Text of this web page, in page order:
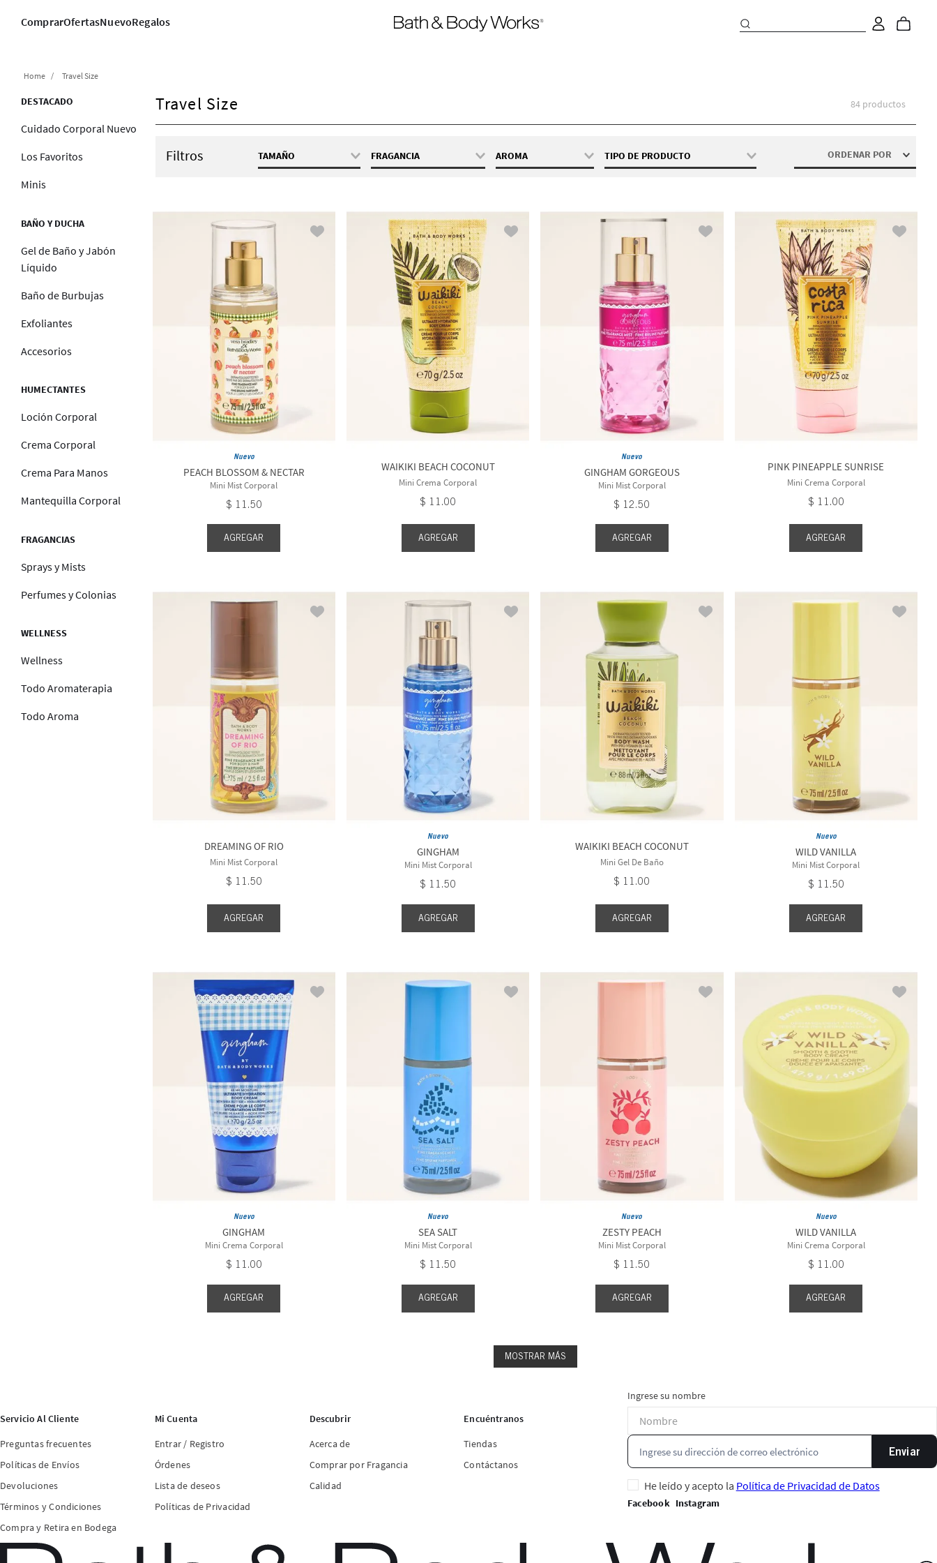
ComprarOfertasNuevoRegalos
Travel Size
DESTACADO
Cuidado Corporal Nuevo
Los Favoritos
Minis
BAÑO Y DUCHA
Gel de Baño y Jabón
Líquido
Baño de Burbujas
Exfoliantes
Accesorios
HUMECTANTES
Loción Corporal
Crema Corporal
Crema Para Manos
Mantequilla Corporal
FRAGANCIAS
Sprays y Mists
Perfumes y Colonias
WELLNESS
Wellness
Todo Aromaterapia
Todo Aroma
Travel Size 84 productos
Filtros
AROMA
FRAGANCIA
Bourbon
Champagne Toast
Eucalyptus
Eucalyptus
Spearmint
Gingham
Into The Night
Japanese Cherry
Blossom
Lavender Vanilla
TAMAÑO
3.4 fl oz / 100 mL
TIPO DE PRODUCTO
Mini Crema Corporal
Mini gel de baño
Mini Loción Corporal
Mini Mist Corporal
Mini Mist con Aceites
Esenciales
Mini Perfume
Mist Colonia
Mist Con Escarcha
ORDENAR POR
Nuevo
PEACH BLOSSOM & NECTAR
Mini Mist Corporal
$ 11 .50
AGREGAR
WAIKIKI BEACH COCONUT
Mini Crema Corporal
$ 11 .00
AGREGAR
Nuevo
GINGHAM GORGEOUS
Mini Mist Corporal
$ 12.50
AGREGAR
PINK PINEAPPLE SUNRISE
Mini Crema Corporal
$ 11 .00
AGREGAR
DREAMING OF RIO
Mini Mist Corporal
$ 11.50
AGREGAR
Nuevo
GINGHAM
Mini Mist Corporal
$ 11.50
AGREGAR
WAIKIKI BEACH COCONUT
Mini Gel De Baño
$ 11.00
AGREGAR
Nuevo
WILD VANILLA
Mini Mist Corporal
$ 11.50
AGREGAR
Nuevo
GINGHAM
Mini Crema Corporal
$ 11 .00
AGREGAR
Nuevo
SEA SALT
Mini Mist Corporal
$ 11 .50
AGREGAR
Nuevo
ZESTY PEACH
Mini Mist Corporal
$ 11 .50
AGREGAR
Nuevo
WILD VANILLA
Mini Crema Corporal
$ 11 .00
AGREGAR
MOSTRAR MÁS
Servicio Al Cliente
Preguntas frecuentes
Políticas de Envíos
Devoluciones
Términos y Condiciones
Compra y Retira en Bodega
Mi Cuenta
Entrar / Registro
Órdenes
Lista de deseos
Políticas de Privacidad
Descubrir
Acerca de
Comprar por Fragancia
Calidad
Encuéntranos
Tiendas
Contáctanos
Ingrese su nombre
Enviar
He leído y acepto la Política de Privacidad de Datos